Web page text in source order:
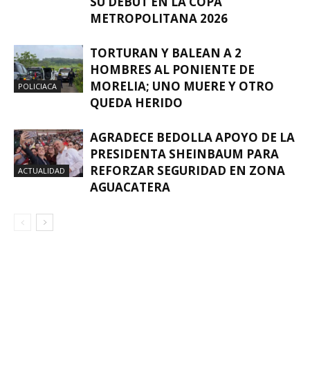
METROPOLITANA 2026
POLICIACA
TORTURAN Y BALEAN A 2
HOMBRES AL PONIENTE DE
MORELIA; UNO MUERE Y OTRO
QUEDA HERIDO
ACTUALIDAD
AGRADECE BEDOLLA APOYO DE LA
PRESIDENTA SHEINBAUM PARA
REFORZAR SEGURIDAD EN ZONA
AGUACATERA